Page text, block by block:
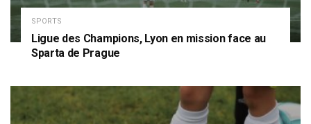
SPORTS
Ligue des Champions, Lyon en mission face au
Sparta de Prague